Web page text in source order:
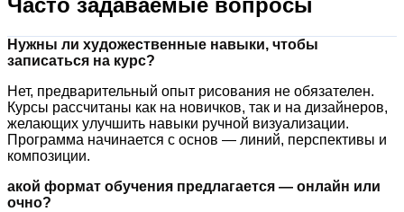
Нужны ли художественные навыки, чтобы
записаться на курс?
Нет, предварительный опыт рисования не обязателен.
Курсы рассчитаны как на новичков, так и на дизайнеров,
желающих улучшить навыки ручной визуализации.
Программа начинается с основ — линий, перспективы и
композиции.
акой формат обучения предлагается — онлайн или
очно?